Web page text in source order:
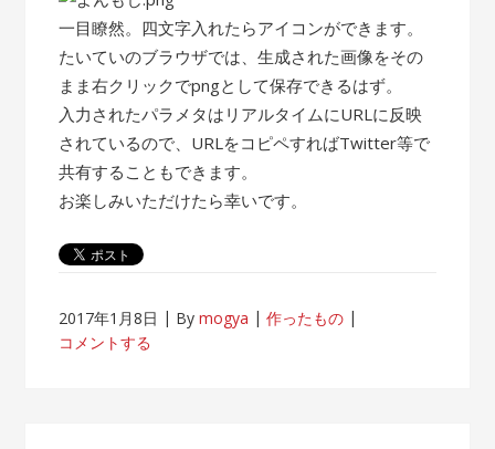
一目瞭然。四文字入れたらアイコンができます。
たいていのブラウザでは、生成された画像をその
まま右クリックでpngとして保存できるはず。
入力されたパラメタはリアルタイムにURLに反映
されているので、URLをコピペすればTwitter等で
共有することもできます。
お楽しみいただけたら幸いです。
2017年1月8日 Bymogya
作ったもの
コメントする